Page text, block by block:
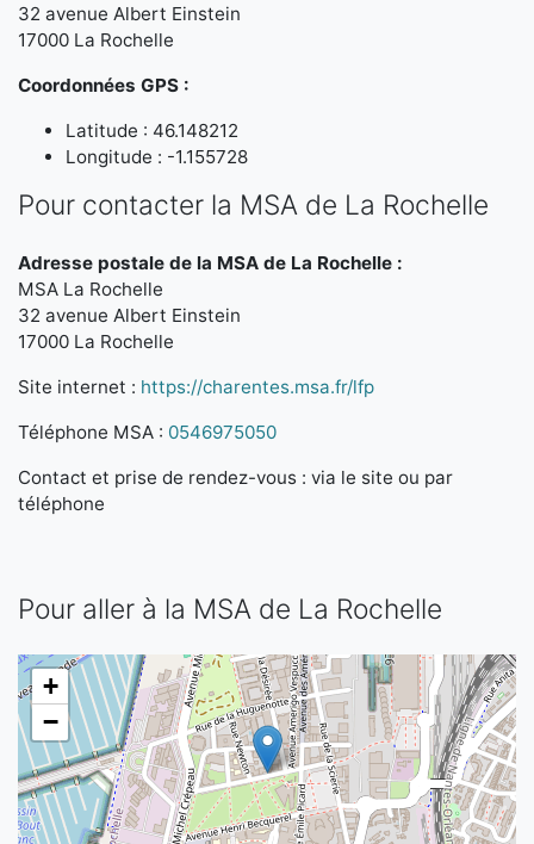
32 avenue Albert Einstein
17000 La Rochelle
Coordonnées GPS :
Latitude : 46.148212
Longitude : -1.155728
Pour contacter la MSA de La Rochelle
Adresse postale de la MSA de La Rochelle :
MSA La Rochelle
32 avenue Albert Einstein
17000 La Rochelle
Site internet : https://charentes.msa.fr/lfp
Téléphone MSA : 0546975050
Contact et prise de rendez-vous : via le site ou par
téléphone
Pour aller à la MSA de La Rochelle
+
−